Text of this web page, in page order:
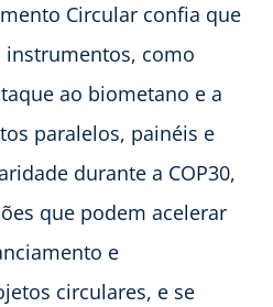
Circular confia que
instrumentos, como
ao biometano e a
paralelos, painéis e
durante a COP30,
que podem acelerar
e
circulares, e se